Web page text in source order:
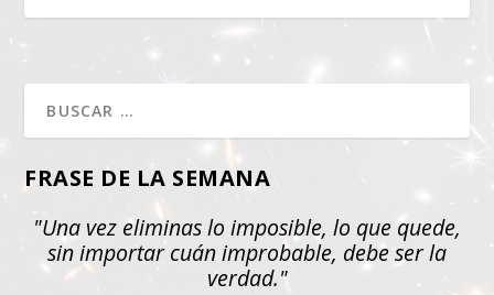
FRASE DE LA SEMANA
"Una vez eliminas lo imposible, lo que quede,
sin importar cuán improbable, debe ser la
verdad."